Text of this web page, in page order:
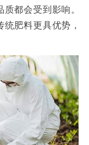
都会受到影响。
肥料更具优势，